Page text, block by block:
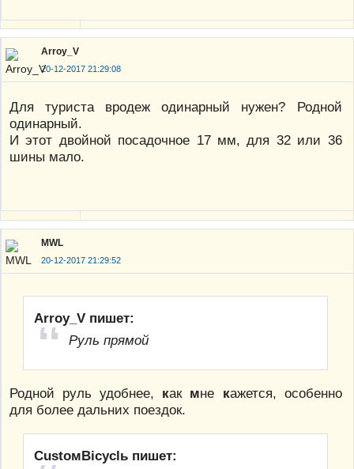
Arroy_V
20-12-2017 21:29:08
Для туриста вродеж одинарный нужен? Родной
одинарный.
И этот двойной посадочное 17 мм, для 32 или 36
шины мало.
MWL
20-12-2017 21:29:52
Arroy_V пишет:
Руль прямой
Родной руль удобнее, как мне кажется, особенно
для более дальних поездок.
CustoмBicyclь пишет: